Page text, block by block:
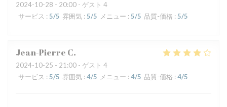
2024-10-28 - 20:00 - ゲスト 4
サービス : 5/5 雰囲気 : 5/5 メニュー : 5/5 品質-価格 : 5/5
Jean-Pierre C
2024-10-25 - 21:00 - ゲスト 4
サービス : 5/5 雰囲気 : 4/5 メニュー : 4/5 品質-価格 : 4/5